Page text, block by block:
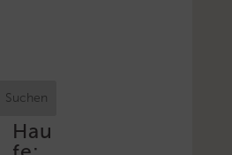
Suchen
Hau